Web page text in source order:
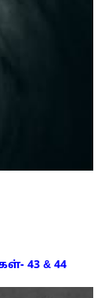
43 & 44